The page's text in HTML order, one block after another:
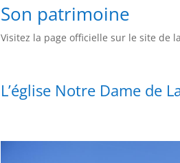
Son patrimoine
Visitez la page officielle sur le site de
L’église Notre Dame de